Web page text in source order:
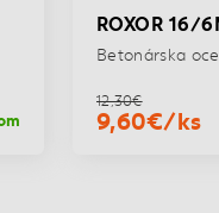
ROXOR 16/6M
Betonárska oceľ 16/6m
9,60€/ks